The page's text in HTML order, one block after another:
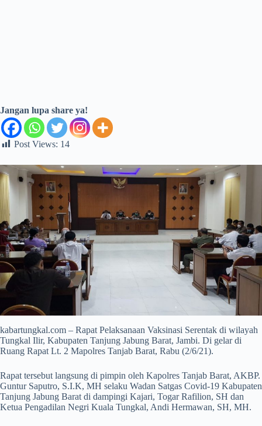
Jangan lupa share ya!
Post Views: 14
kabartungkal.com – Rapat Pelaksanaan Vaksinasi Serentak di wilayah
Tungkal Ilir, Kabupaten Tanjung Jabung Barat, Jambi. Di gelar di
Ruang Rapat Lt. 2 Mapolres Tanjab Barat, Rabu (2/6/21).
Rapat tersebut langsung di pimpin oleh Kapolres Tanjab Barat, AKBP.
Guntur Saputro, S.I.K, MH selaku Wadan Satgas Covid-19 Kabupaten
Tanjung Jabung Barat di dampingi Kajari, Togar Rafilion, SH dan
Ketua Pengadilan Negri Kuala Tungkal, Andi Hermawan, SH, MH.